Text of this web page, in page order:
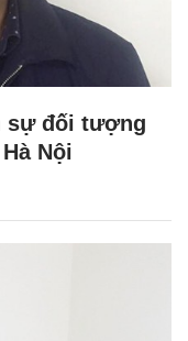
sự đối tượng
Nội